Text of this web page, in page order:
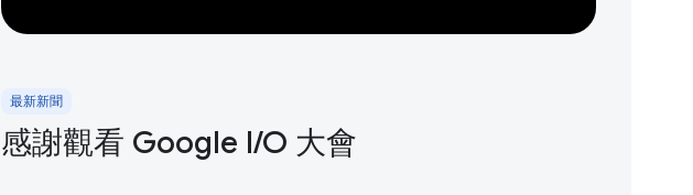
最新新聞
感謝觀看 Google I / O 大會